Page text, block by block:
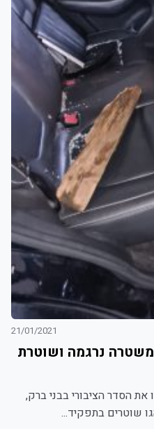
21/01/2021
משטרה נרגמה ושוטרת
הסדר הציבורי בבני ברק,
שוטרים בתפקיד...